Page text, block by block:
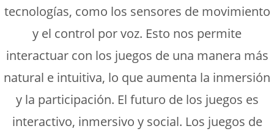
tecnologías, como los sensores de movimiento
y el control por voz. Esto nos permite
interactuar con los juegos de una manera más
natural e intuitiva, lo que aumenta la inmersión
y la participación. El futuro de los juegos es
interactivo, inmersivo y social. Los juegos de